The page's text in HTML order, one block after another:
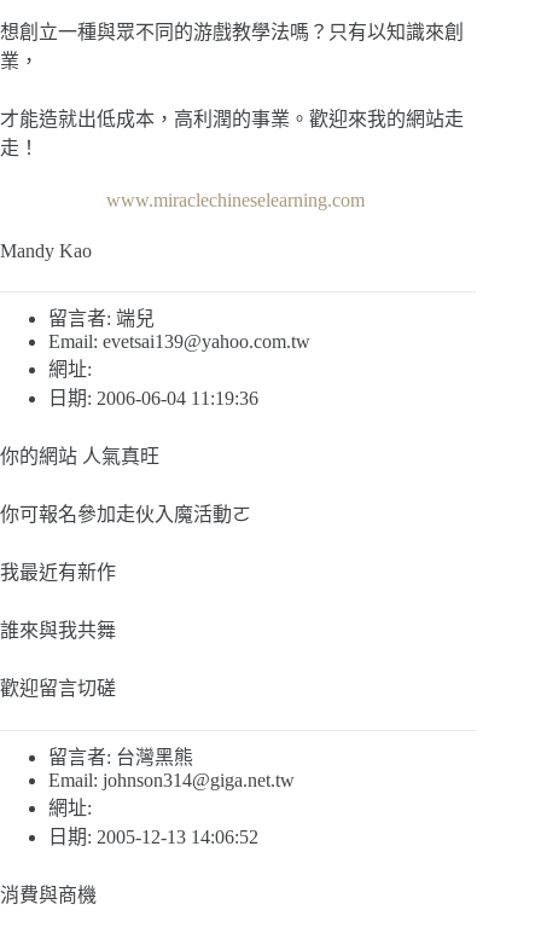
想創立一種與眾不同的游戲教學法嗎？只有以知識來創
業，
才能造就出低成本，高利潤的事業。歡迎來我的網站走
走！
www.miraclechineselearning.com
Mandy Kao
留言者: 端兒
Email: evetsai139@yahoo.com.tw
網址:
日期: 2006-06-04 11:19:36
你的網站 人氣真旺
你可報名參加走伙入魔活動ㄛ
我最近有新作
誰來與我共舞
歡迎留言切磋
留言者: 台灣黑熊
Email: johnson314@giga.net.tw
網址:
日期: 2005-12-13 14:06:52
消費與商機